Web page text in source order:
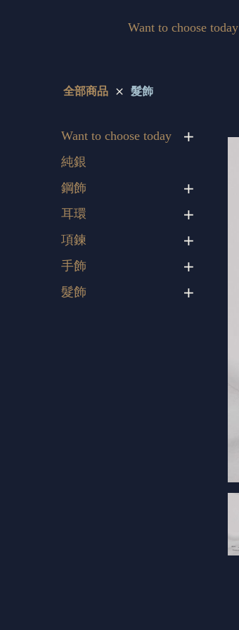
Want to choose today
全部商品 髮飾
Want to choose today
純銀
鋼飾
耳環
項鍊
手飾
髮飾